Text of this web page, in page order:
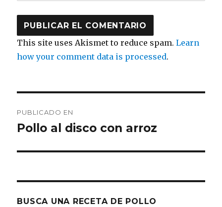
This site uses Akismet to reduce spam.Learn
how your comment data is processed.
de
PUBLICADO EN
Pollo al disco con arroz
BUSCA UNA RECETA DE POLLO